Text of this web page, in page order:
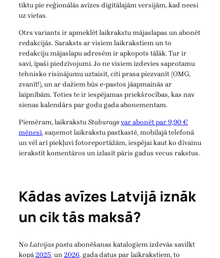
tiktu pie reģionālās avīzes digitālajām versijām, kad neesi
uz vietas.
Otrs variants ir apmeklēt laikrakstu mājaslapas un abonēt
redakcijās. Saraksts ar visiem laikrakstiem un to
redakciju mājaslapu adresēm ir apkopots tālāk. Tur ir
savi, īpaši piedzīvojumi. Jo ne visiem izdevies saprotamu
tehnisko risinājumu uztaisīt, citi prasa piezvanīt (OMG,
zvanīt!), un ar dažiem būs e-pastos jāapmainās ar
laipnībām. Toties te ir iespējamas priekšrocības, kas nav
sienas kalendārs par godu gada abonementam.
Piemēram, laikrakstuStaburagsvar abonēt par 9,90 €
mēnesī, saņemot laikrakstu pastkastē, mobilajā telefonā
un vēl arī piekļuvi fotoreportāžām, iespējai kaut ko dīvainu
ierakstīt komentāros un izlasīt pāris gadus vecus rakstus.
Kādas avīzes Latvijā iznāk
un cik tās maksā?
NoLatvijas pastaabonēšanas katalogiem izdevās savilkt
kopā2025. un2026. gada datus par laikrakstiem, to